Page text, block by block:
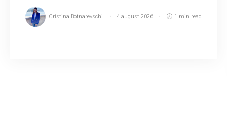
Cristina Botnarevschi 4 august 2026 1 min read